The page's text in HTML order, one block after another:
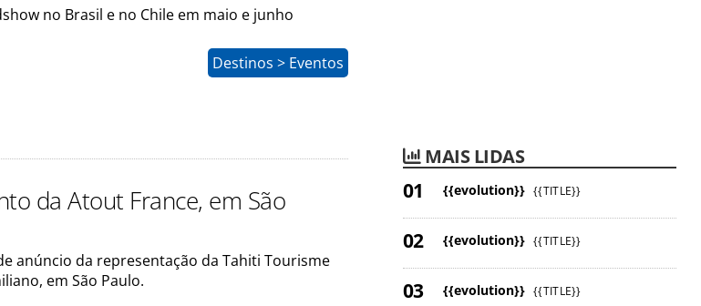
no Brasil e no Chile em maio e junho
Destinos > Eventos
da Atout France, em São
anúncio da representação da Tahiti Tourisme
em São Paulo.
MAIS LIDAS
{{evolution}} {{TITLE}}
{{evolution}} {{TITLE}}
{{evolution}} {{TITLE}}